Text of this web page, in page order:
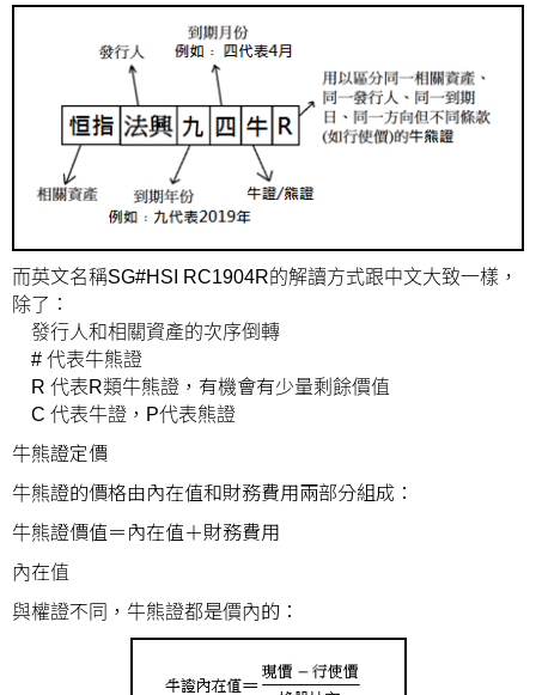
而英文名稱SG#HSI RC1904R的解讀方式跟中文大致一樣，
除了：
發行人和相關資產的次序倒轉
# 代表牛熊證
R 代表R類牛熊證，有機會有少量剩餘價值
C 代表牛證，P代表熊證
牛熊證定價
牛熊證的價格由內在值和財務費用兩部分組成：
牛熊證價值＝內在值＋財務費用
內在值
與權證不同，牛熊證都是價內的：